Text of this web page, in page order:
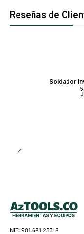
Reseñas de
Soldador
NIT: 901.681.256-8